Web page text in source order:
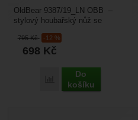
795Kč -12 %
698 Kč
Porovnat
Do
košíku
OldBear 9387/19_LN OBB –
stylový houbařský nůž se
čtyřmi prameny pravých...